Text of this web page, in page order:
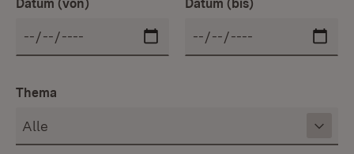
Datum (von) Datum (bis)
Thema